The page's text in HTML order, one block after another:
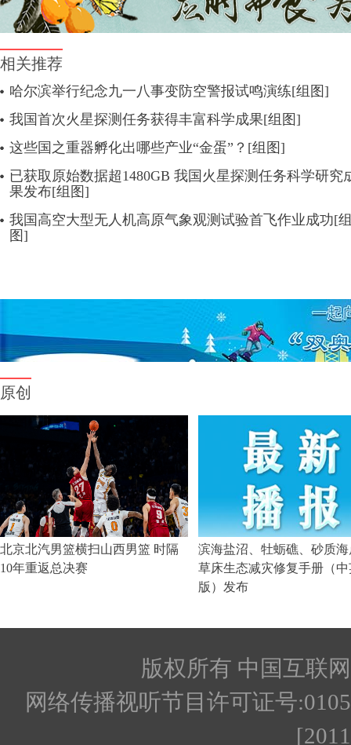
相关推荐
哈尔滨举行纪念九一八事变防空警报试鸣演练[组图]
我国首次火星探测任务获得丰富科学成果[组图]
这些国之重器孵化出哪些产业“金蛋”？[组图]
已获取原始数据超1480GB 我国火星探测任务科学研究
果发布[组图]
我国高空大型无人机高原气象观测试验首飞作业成功[
图]
版权所有 中国互联
网络传播视听节目许可证号